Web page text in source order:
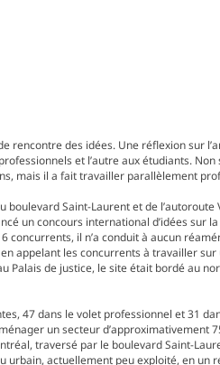
rencontre des idées. Une réflexion sur
professionnels et l’autre aux étudiants.
mais il a fait travailler parallèlement
Saint-Laurent et de l’autoroute
un concours international d’idées sur
concurrents, il n’a conduit à aucun
appelant les concurrents à travailler
Palais de justice, le site était bordé au
47 dans le volet professionnel et 31
un secteur d’approximativement
traversé par le boulevard Saint-
actuellement peu exploité, en un